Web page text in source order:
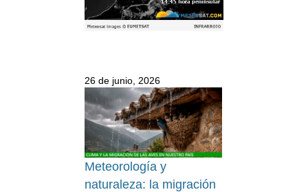
26 de junio, 2026
Meteorología y
naturaleza: la migración